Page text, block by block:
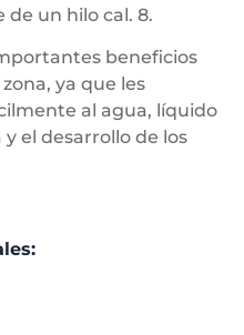
de un hilo cal. 8.
beneficios
ya que les
al agua, líquido
el desarrollo de los